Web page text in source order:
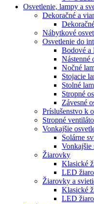
Osvetlenie, lampy a
Dekoračné a
Nábytkové
Osvetlenie do
Bodové a
Nástenné
Nočné
Stojacie
Stolné
Stropné
Závesné
Príslušenstvo k
Stropné
Vonkajšie
Solárne
Vonkajšie
Žiarovky
Klasické
LED
Žiarovky a
Klasické
LED